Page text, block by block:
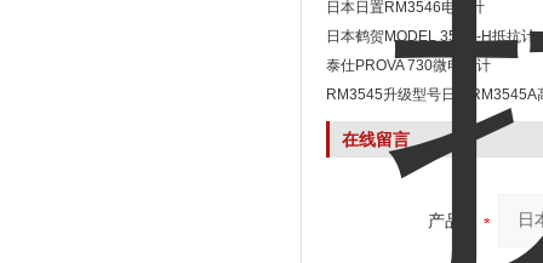
日本日置RM3546电阻计
日本鹤贺MODEL 356G-H抵抗计
泰仕PROVA 730微电阻计
RM3545升级型号日置RM3545A
在线留言
产品：